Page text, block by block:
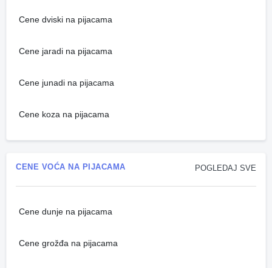
Cene dviski na pijacama
Cene jaradi na pijacama
Cene junadi na pijacama
Cene koza na pijacama
POGLEDAJ SVE
CENE VOĆA NA PIJACAMA
Cene dunje na pijacama
Cene grožđa na pijacama